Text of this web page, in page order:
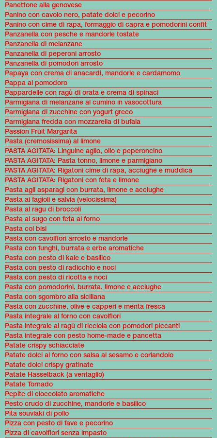
Panettone alla genovese
Panino con cavolo nero, patate dolci e pecorino
Panino con cime di rapa, formaggio di capra e pomodorini confit
Panzanella con pesche e mandorle tostate
Panzanella di melanzane
Panzanella di peperoni arrosto
Panzanella di pomodori arrosto
Papaya con crema di anacardi, mandorle e cardamomo
Pappa al pomodoro
Pappardelle con ragù di orata e crema di spinaci
Parmigiana di melanzane al cumino in vasocottura
Parmigiana di zucchine con yogurt greco
Parmigiana fredda con mozzarella di bufala
Passion Fruit Margarita
Pasta (cremosissima) al limone
PASTA AGITATA: Linguine aglio, olio e peperoncino
PASTA AGITATA: Pasta tonno, limone e parmigiano
PASTA AGITATA: Rigatoni cime di rapa, acciughe e muddica
PASTA AGITATA: Rigatoni con feta e limone
Pasta agli asparagi con burrata, limone e acciughe
Pasta ai fagioli e salvia (velocissima)
Pasta al ragu di broccoli
Pasta al sugo con feta al forno
Pasta coi bisi
Pasta con cavolfiori arrosto e mandorle
Pasta con funghi, burrata e erbe aromatiche
Pasta con pesto di kale e basilico
Pasta con pesto di radicchio e noci
Pasta con pesto di ricotta e noci
Pasta con pomodorini, burrata, limone e acciughe
Pasta con sgombro alla siciliana
Pasta con zucchine, olive e capperi e menta fresca
Pasta integrale al forno con cavolfiori
Pasta integrale al ragù di ricciola con pomodori piccanti
Pasta integrale con pesto home-made e pancetta
Patate crispy schiacciate
Patate dolci al forno con salsa al sesamo e coriandolo
Patate dolci crispy gratinate
Patate Hasselback (a ventaglio)
Patate Tornado
Pepite di cioccolato aromatiche
Pesto crudo di zucchine, mandorle e basilico
Pita souvlaki di pollo
Pizza con pesto di fave e pecorino
Pizza di cavolfiori senza impasto